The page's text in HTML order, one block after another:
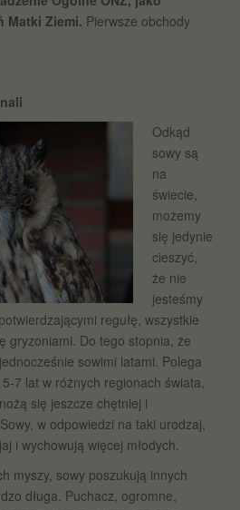
Matki Ziemi. Pierwsze obchody
Odkąd
sowy są
na
świecie,
możemy
się jedynie
cieszyć,
że nie
jesteśmy
regułę, wszystkie
gryzoniami. Do tego stopnia, że
sowimi latami. Polega
7 lat w różnych regionach świata,
się jeszcze chętniej i
w odpowiedzi na taki urodzaj,
i wychowują więcej młodych.
myszy, sowy poszukują innych
długa. Puchacz, ogromne,